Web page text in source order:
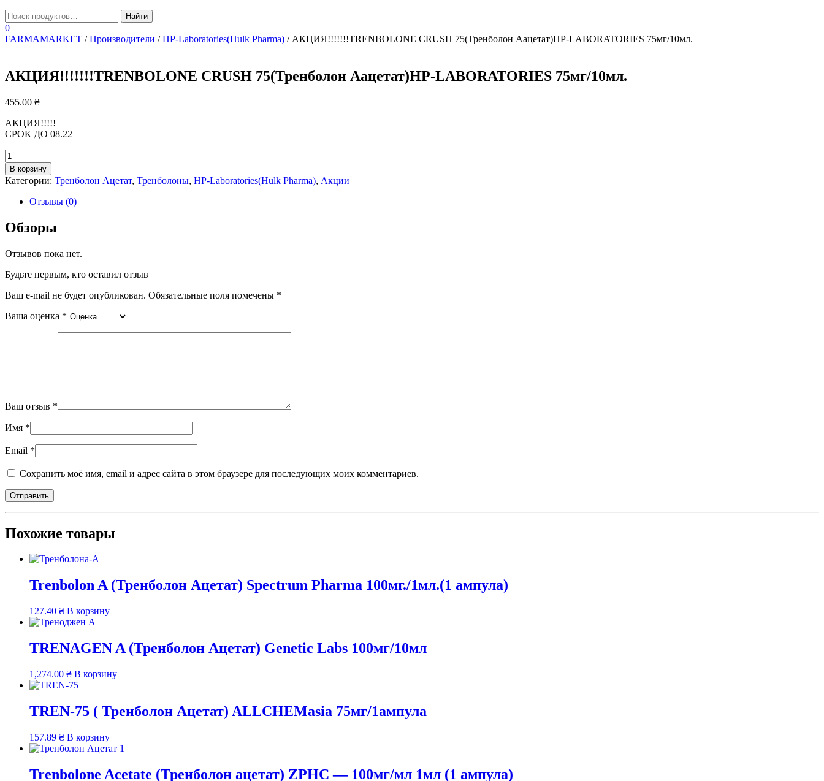
0
FARMAMARKET /Производители /HP-Laboratories(Hulk Pharma) / АКЦИЯ!!!!!!!TRENBOLONE CRUSH 75(Тренболон Аацетат)HP-LABORATORIES 75мг/10мл.
АКЦИЯ!!!!!!!TRENBOLONE CRUSH 75(Тренболон Аацетат)HP-LABORATORIES 75мг/10мл.
455.00 ₴
АКЦИЯ!!!!!
СРОК ДО 08.22
Количество
АКЦИЯ!!!!!!!TRENBOLONE
CRUSH
75(Тренболон
Аацетат)HP-
LABORATORIES
75мг/10мл.
В корзину
Категории: Тренболон Ацетат, Тренболоны, HP-Laboratories(Hulk Pharma), Акции
Отзывы (0)
Обзоры
Отзывов пока нет.
Будьте первым, кто оставил отзыв
Ваш e-mail не будет опубликован. Обязательные поля помечены *
Ваша оценка *
Ваш отзыв *
Имя *
Email *
Сохранить моё имя, email и адрес сайта в этом браузере для последующих моих комментариев.
Похожие товары
Trenbolon A (Тренболон Ацетат) Speсtrum Pharma 100мг./1мл.(1 ампула)
127.40 ₴ В корзину
TRENAGEN A (Тренболон Ацетат) Genetic Labs 100мг/10мл
1,274.00 ₴ В корзину
TREN-75 ( Тренболон Ацетат) ALLCHEMasia 75мг/1ампула
157.89 ₴ В корзину
Trenbolone Acetate (Тренболон ацетат) ZPHC — 100мг/мл 1мл (1 ампула)